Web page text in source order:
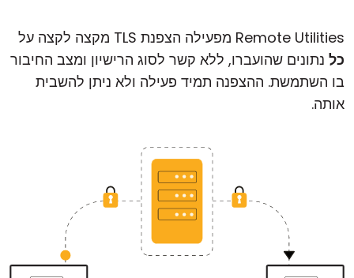
Remote Utilities מפעילה הצפנת TLS מקצה לקצה על
כל נתונים שהועברו, ללא קשר לסוג הרישיון ומצב החיבור
בו השתמשת. ההצפנה תמיד פעילה ולא ניתן להשבית
אותה.